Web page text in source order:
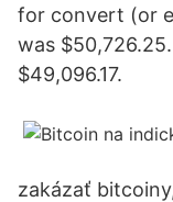
for convert (or
was
$49,096.17.
zakázať